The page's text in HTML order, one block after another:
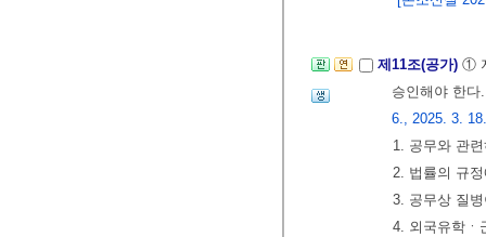
제11조(공가) ①
승인해야 한
6., 2025. 3.
1. 공무와 관
2. 법률의 규
3. 공무상 질
4. 외국유학ㆍ